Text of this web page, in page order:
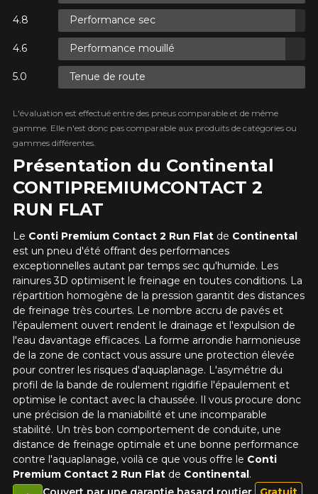
CODE PROMO RABAIS10
POUR UN TEMPS LIMITÉ SUR
PRODUITS SÉLECTIONNÉS.
CODE PROMORABAIS10
PRODUITS SÉLECTIONNÉS.
CODE PROMO RABAIS10
PRODUITS SÉLECTIONNÉS.
MINIMUM DE 500$ AVANT TAXES.
PLUS D'INFO
PLUS D'INFO
Présentation du Continental
CONTIPREMIUMCONTACT 2
RUN FLAT
Le Conti Premium Contact 2 Run Flatde Continental
est un pneu d'été offrant des performances
exceptionnelles autant par temps sec qu'humide. Les
rainures 3D optimisent le freinage en toutes conditions. La
répartition homogène de la pression garantit des distances
de freinage très courtes. Le nombre accru de pavés et
l'épaulement ouvert rendent le drainage et l'expulsion de
l'eau davantage efficaces. La forme arrondie harmonieuse
de la zone de contact vous assure une protection élevée
pour contrer les risques d'aquaplanage. L'asymétrie du
profil de la bande de roulement rigidifie l'épaulement et
optimise le contact avec la chaussée. Il vous procure donc
une précision de la maniabilité et une incomparable
stabilité. Un très bon comportement de conduite, une
distance de freinage optimale et une bonne performance
contre l'aquaplanage, voilà ce que vous offre le Conti
Premium Contact 2 Run Flatde Continental.
Performance sec
Performance mouillé
Tenue de route
L'évaluation est effectué entre des pneus comparable et de même
gamme. Elle n'est donc pas comparable aux produits de catégories ou
gammes différentes.
Votre avis
Commentaire
Annuler
convenant parfaitement à votre
recherche n'est disponible en ligne
présentement. Nous aimerions vous
aider à trouver le produit qu'il vous faut.
à la clientèle, qui se fera un plaisir de
rechercher des options pour votre
configuration.
1-866-220-8025
*Attention cette dimension représente une possibilité
l'exactitude de l'information sur votre véhicule directement
avant de commander.